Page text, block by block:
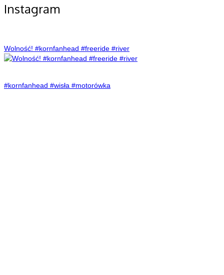
Instagram
Wolność! #kornfanhead #freeride #river
#kornfanhead #wisła #motorówka